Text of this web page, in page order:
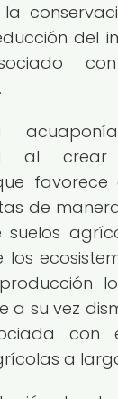
del
al crear
favorece
de
los
a su vez
con
a